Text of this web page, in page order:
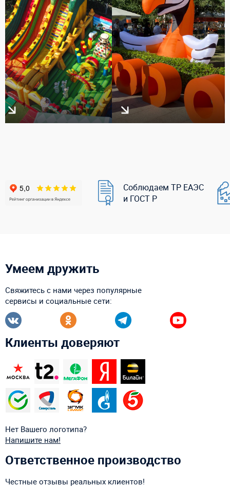
Соблюдаем ТР ЕАЭС
и ГОСТ Р
Умеем дружить
Свяжитесь с нами через популярные
сервисы и социальные сети:
Клиенты доверяют
Нет Вашего логотипа?
Напишите нам!
Ответственное производство
Честные отзывы реальных клиентов!